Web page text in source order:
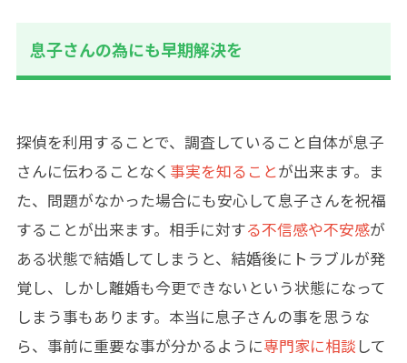
息子さんの為にも早期解決を
探偵を利用することで、調査していること自体が息子
さんに伝わることなく 事実を知ることが出来ます。ま
た、問題がなかった場合にも安心して息子さんを祝福
することが出来ます。相手に対する不信感や不安感が
ある状態で結婚してしまうと、結婚後にトラブルが発
覚し、しかし離婚も今更できないという状態になって
しまう事もあります。本当に息子さんの事を思うな
ら、事前に重要な事が分かるように専門家に相談 して